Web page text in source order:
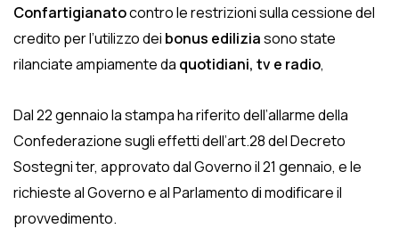
Confartigianatocontro le restrizioni sulla cessione del
credito per l’utilizzo dei bonus ediliziasono state
rilanciate ampiamente da quotidiani, tv e radio,
Dal 22 gennaio la stampa ha riferito dell’allarme della
Confederazione sugli effetti dell’art.28 del Decreto
Sostegni ter, approvato dal Governo il 21 gennaio, e le
richieste al Governo e al Parlamento di modificare il
provvedimento.